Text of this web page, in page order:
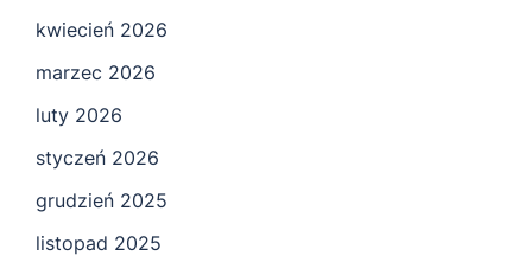
kwiecień 2026
marzec 2026
luty 2026
styczeń 2026
grudzień 2025
listopad 2025